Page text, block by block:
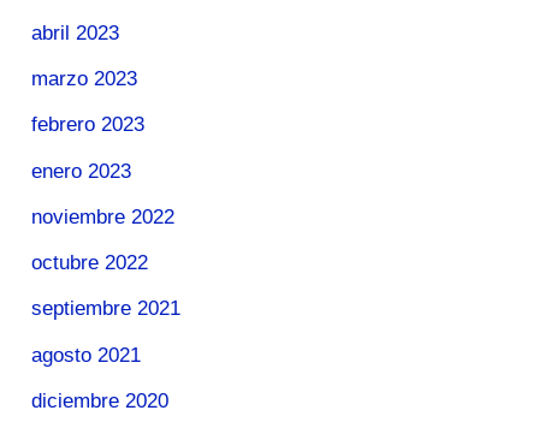
abril 2023
marzo 2023
febrero 2023
enero 2023
noviembre 2022
octubre 2022
septiembre 2021
agosto 2021
diciembre 2020